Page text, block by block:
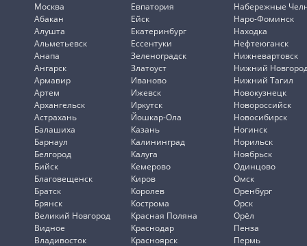
Москва
Абакан
Алушта
Альметьевск
Анапа
Ангарск
Армавир
Артем
Архангельск
Астрахань
Балашиха
Барнаул
Белгород
Бийск
Благовещенск
Братск
Брянск
Великий Новгород
Видное
Владивосток
Евпатория
Ейск
Екатеринбург
Ессентуки
Зеленоградск
Златоуст
Иваново
Ижевск
Иркутск
Йошкар-Ола
Казань
Калининград
Калуга
Кемерово
Киров
Королев
Кострома
Красная Поляна
Краснодар
Красноярск
Набережные
Наро-Фоминск
Находка
Нефтеюганск
Нижневартовск
Нижний
Нижний Тагил
Новокузнецк
Новороссийск
Новосибирск
Ногинск
Норильск
Ноябрьск
Одинцово
Омск
Оренбург
Орск
Орёл
Пенза
Пермь